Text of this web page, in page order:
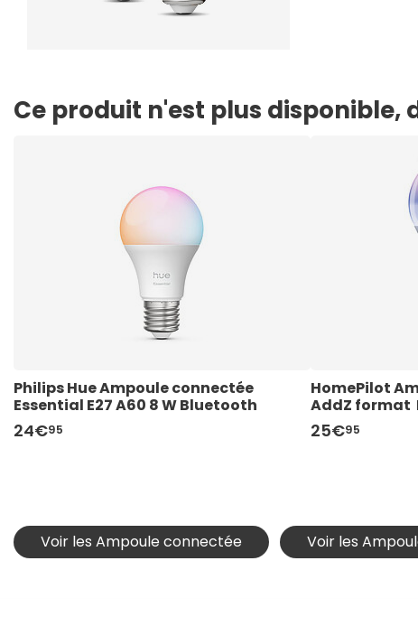
Ce produit n'est plus disponible,
Philips Hue Ampoule connectée
Essential E27 A60 8 W Bluetooth
24€95
HomePilot
AddZ format
25€95
Voir les Ampoule connectée Voir les